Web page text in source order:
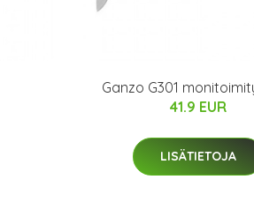
Ganzo G301
41.9 EUR
LISÄTIETOJA